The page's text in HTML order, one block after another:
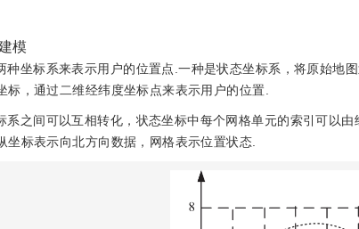
模
种坐标系来表示用户的位置点.一种是状态坐标系，将原始地
标，通过二维经纬度坐标点来表示用户的位置.
系之间可以互相转化，状态坐标中每个网格单元的索引可以
坐标表示向北方向数据，网格表示位置状态.